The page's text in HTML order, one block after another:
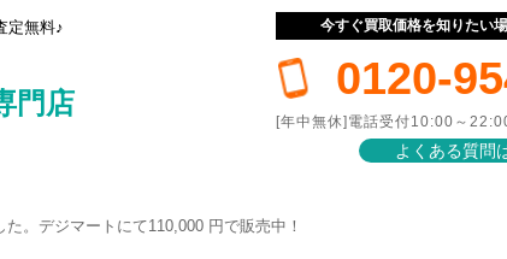
定無料♪
門店
今すぐ買取価格を知りたい
0120-
[年中無休]電話受付10:00～
よくある質問
。デジマートにて110,000 円で販売中！